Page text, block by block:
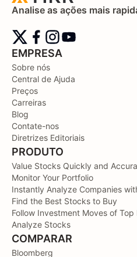
Analise as ações mais
EMPRESA
Sobre nós
Central de Ajuda
Preços
Carreiras
Blog
Contate-nos
Diretrizes Editoriais
PRODUTO
Value Stocks Quickly and
Monitor Your Portfolio
Instantly Analyze Companies
Find the Best Stocks to Buy
Follow Investment Moves of Top
Analyze Stocks
COMPARAR
Bloomberg